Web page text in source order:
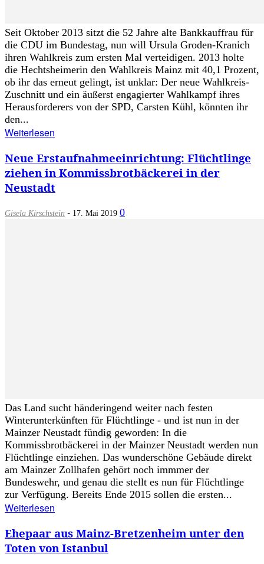
Seit Oktober 2013 sitzt die 52 Jahre alte Bankkauffrau für
die CDU im Bundestag, nun will Ursula Groden-Kranich
ihren Wahlkreis zum ersten Mal verteidigen. 2013 holte
die Hechtsheimerin den Wahlkreis Mainz mit 40,1 Prozent,
ob ihr das erneut gelingt, ist unklar: Der neue Wahlkreis-
Zuschnitt und ein äußerst engagierter Wahlkampf ihres
Herausforderers von der SPD, Carsten Kühl, könnten ihr
den...
Weiterlesen
Neue Erstaufnahmeeinrichtung: Flüchtlinge
ziehen in Kommissbrotbäckerei in der
Neustadt
Gisela Kirschstein - 17. Mai 2019 0
Das Land sucht händeringend weiter nach festen
Winterunterkünften für Flüchtlinge - und ist nun in der
Mainzer Neustadt fündig geworden: In die
Kommissbrotbäckerei in der Mainzer Neustadt werden nun
Flüchtlinge einziehen. Das wunderschöne Gebäude direkt
am Mainzer Zollhafen gehört noch immmer der
Bundeswehr, und genau die stellt es nun für Flüchtlinge
zur Verfügung. Bereits Ende 2015 sollen die ersten...
Weiterlesen
Ehepaar aus Mainz-Bretzenheim unter den
Toten von Istanbul